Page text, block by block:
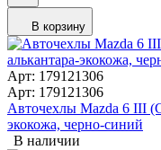
В корзину
Арт: 179121306
Арт: 179121306
Авточехлы Mazda 6 III
экокожа, черно-синий
В наличии